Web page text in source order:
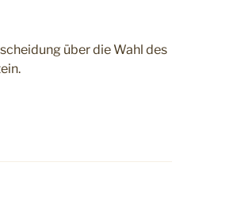
über die Wahl des